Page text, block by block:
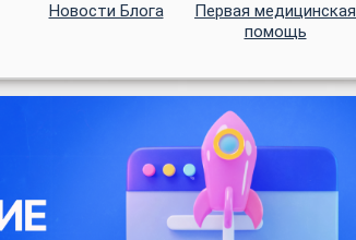
Новости Блога
Первая медицинская
помощь